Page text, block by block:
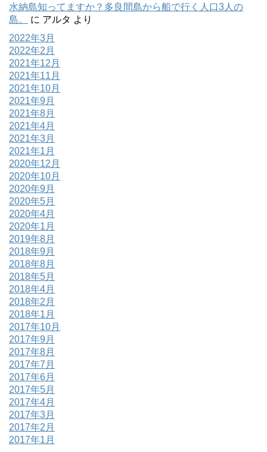
水納島知ってますか？多良間島から船で行く人口3人の
島。
に アルタ より
2022年3月
2022年2月
2021年12月
2021年11月
2021年10月
2021年9月
2021年8月
2021年4月
2021年3月
2021年1月
2020年12月
2020年10月
2020年9月
2020年5月
2020年4月
2020年1月
2019年8月
2018年9月
2018年8月
2018年5月
2018年4月
2018年2月
2018年1月
2017年10月
2017年9月
2017年8月
2017年7月
2017年6月
2017年5月
2017年4月
2017年3月
2017年2月
2017年1月